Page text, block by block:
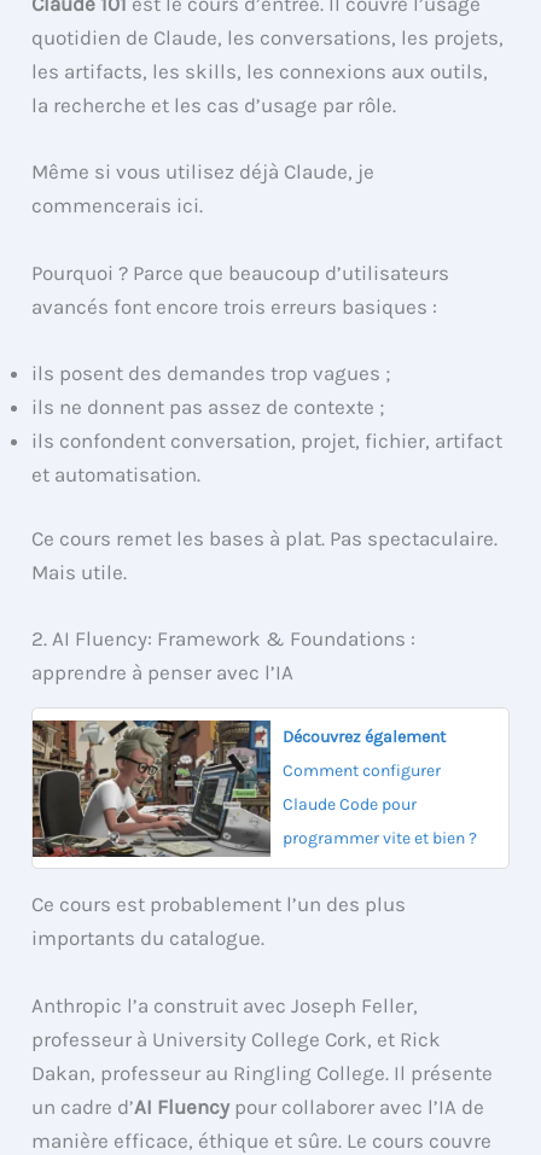
quotidien de Claude, les conversations, les projets,
les artifacts, les skills, les connexions aux outils,
la recherche et les cas d’usage par rôle.
Même si vous utilisez déjà Claude, je
commencerais ici.
Pourquoi ? Parce que beaucoup d’utilisateurs
avancés font encore trois erreurs basiques :
ils posent des demandes trop vagues ;
ils ne donnent pas assez de contexte ;
ils confondent conversation, projet, fichier, artifact
et automatisation.
Ce cours remet les bases à plat. Pas spectaculaire.
Mais utile.
2. AI Fluency: Framework & Foundations :
apprendre à penser avec l’IA
Découvrez également
Comment configurer
Claude Code pour
programmer vite et bien ?
Ce cours est probablement l’un des plus
importants du catalogue.
Anthropic l’a construit avec Joseph Feller,
professeur à University College Cork, et Rick
Dakan, professeur au Ringling College. Il présente
un cadre d’AI Fluencypour collaborer avec l’IA de
manière efficace, éthique et sûre. Le cours couvre